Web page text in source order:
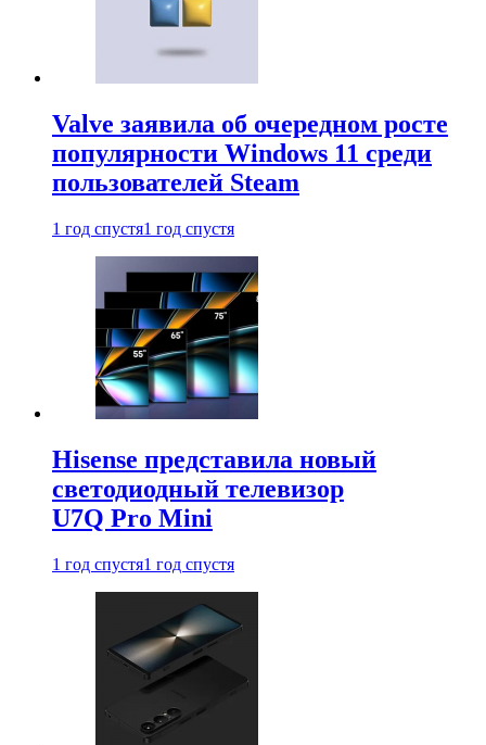
Valve заявила об очередном росте
популярности Windows 11 среди
пользователей Steam
1 год спустя1 год спустя
Hisense представила новый
светодиодный телевизор
U7Q Pro Mini
1 год спустя1 год спустя